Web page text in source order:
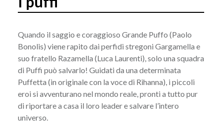
Quando il saggio e coraggioso Grande Puffo (Paolo
Bonolis) viene rapito dai perfidi stregoni Gargamella e
suo fratello Razamella (Luca Laurenti), solo una squadra
di Puffi può salvarlo! Guidati da una determinata
Puffetta (in originale con la voce di Rihanna), i piccoli
eroi si avventurano nel mondo reale, pronti a tutto pur
di riportare a casa il loro leader e salvare l’intero
universo.